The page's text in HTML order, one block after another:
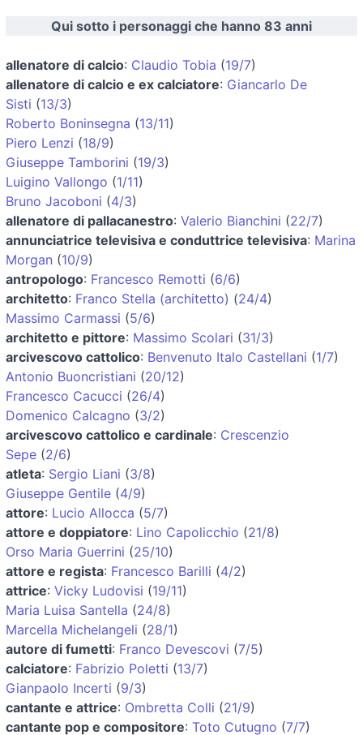
Qui sotto i personaggi che hanno 83 anni
allenatore di calcio: Claudio Tobia (19/7)
allenatore di calcio e ex calciatore: Giancarlo De
Sisti (13/3)
Roberto Boninsegna (13/11)
Piero Lenzi (18/9)
Giuseppe Tamborini (19/3)
Luigino Vallongo (1/11)
Bruno Jacoboni (4/3)
allenatore di pallacanestro: Valerio Bianchini (22/7)
annunciatrice televisiva e conduttrice televisiva: Marina
Morgan (10/9)
antropologo: Francesco Remotti (6/6)
architetto: Franco Stella (architetto) (24/4)
Massimo Carmassi (5/6)
architetto e pittore: Massimo Scolari (31/3)
arcivescovo cattolico: Benvenuto Italo Castellani (1/7)
Antonio Buoncristiani (20/12)
Francesco Cacucci (26/4)
Domenico Calcagno (3/2)
arcivescovo cattolico e cardinale: Crescenzio
Sepe (2/6)
atleta: Sergio Liani (3/8)
Giuseppe Gentile (4/9)
attore: Lucio Allocca (5/7)
attore e doppiatore: Lino Capolicchio (21/8)
Orso Maria Guerrini (25/10)
attore e regista: Francesco Barilli (4/2)
attrice: Vicky Ludovisi (19/11)
Maria Luisa Santella (24/8)
Marcella Michelangeli (28/1)
autore di fumetti: Franco Devescovi (7/5)
calciatore: Fabrizio Poletti (13/7)
Gianpaolo Incerti (9/3)
cantante e attrice: Ombretta Colli (21/9)
cantante pop e compositore: Toto Cutugno (7/7)